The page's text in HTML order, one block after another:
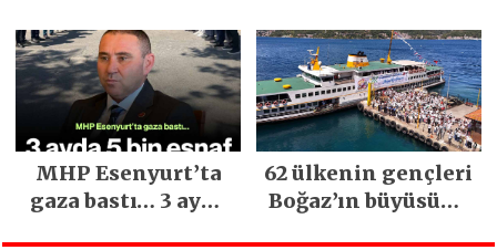
İlgi Gördü!..
heyelan sonrası
kritik uyarı
MHP Esenyurt’ta
gaza bastı… 3 ayda
62 ülkenin gençleri
Boğaz’ın büyüsüne